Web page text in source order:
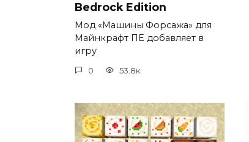
Bedrock Edition
Мод «Машины Форсажа» для
Майнкрафт ПЕ добавляет в
игру
0 53.8к.